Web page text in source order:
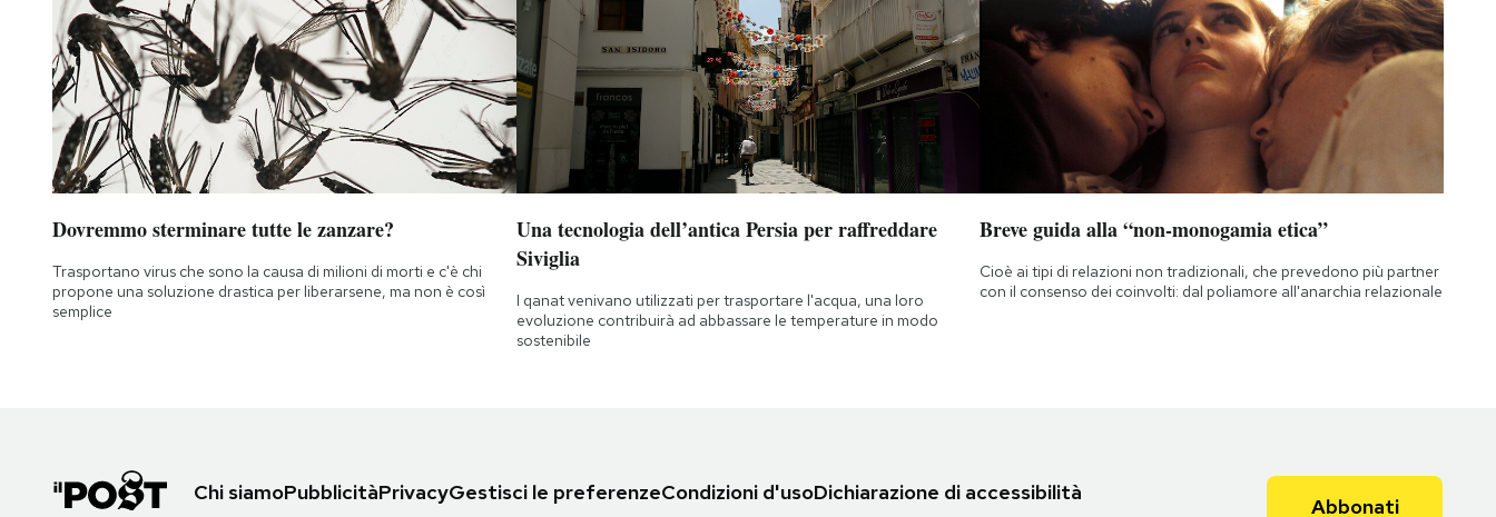
Dovremmo sterminare tutte le zanzare?
Trasportano virus che sono la causa di milioni di morti e c'è chi
propone una soluzione drastica per liberarsene, ma non è così
semplice
Una tecnologia dell’antica Persia per raffreddare
Siviglia
I qanat venivano utilizzati per trasportare l'acqua, una loro
evoluzione contribuirà ad abbassare le temperature in modo
sostenibile
Breve guida alla “non-monogamia etica”
Cioè ai tipi di relazioni non tradizionali, che prevedono più partner
con il consenso dei coinvolti: dal poliamore all'anarchia relazionale
Chi siamoPubblicitàPrivacyGestisci le preferenzeCondizioni d'usoDichiarazione di accessibilità
Abbonati